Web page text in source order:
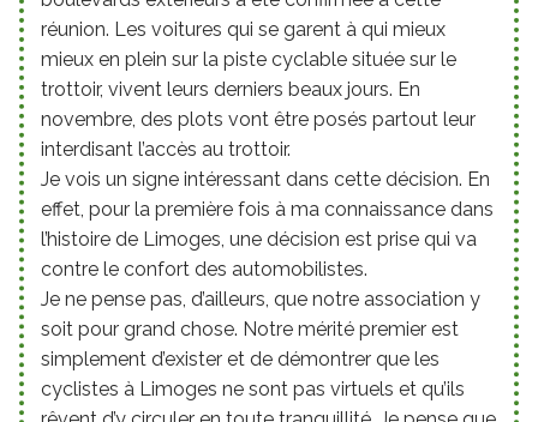
réunion. Les voitures qui se garent à qui mieux
mieux en plein sur la piste cyclable située sur le
trottoir, vivent leurs derniers beaux jours. En
novembre, des plots vont être posés partout leur
interdisant l’accès au trottoir.
Je vois un signe intéressant dans cette décision. En
effet, pour la première fois à ma connaissance dans
l’histoire de Limoges, une décision est prise qui va
contre le confort des automobilistes.
Je ne pense pas, d’ailleurs, que notre association y
soit pour grand chose. Notre mérité premier est
simplement d’exister et de démontrer que les
cyclistes à Limoges ne sont pas virtuels et qu’ils